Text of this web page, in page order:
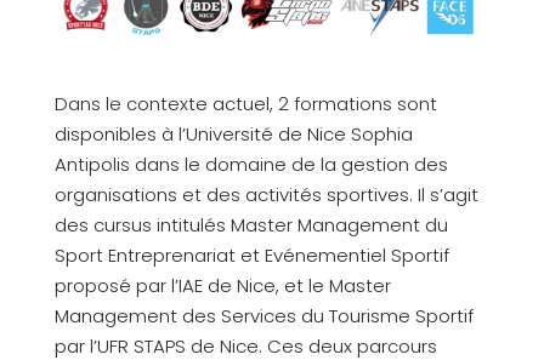
Dans le contexte actuel, 2 formations sont
disponibles à l’Université de Nice Sophia
Antipolis dans le domaine de la gestion des
organisations et des activités sportives. Il s’agit
des cursus intitulés Master Management du
Sport Entreprenariat et Evénementiel Sportif
proposé par l’IAE de Nice, et le Master
Management des Services du Tourisme Sportif
par l’UFR STAPS de Nice. Ces deux parcours